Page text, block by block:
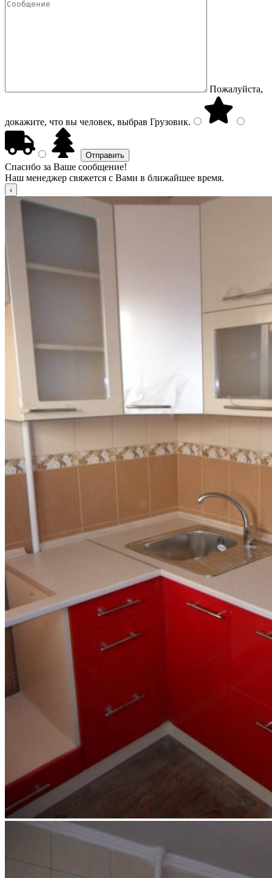
Пожалуйста,
докажите, что вы человек, выбрав Грузовик.
Спасибо за Ваше сообщение!
Наш менеджер свяжется с Вами в ближайшее время.